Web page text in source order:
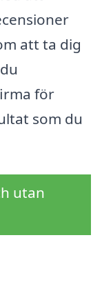
att ta dig
för
som du
utan